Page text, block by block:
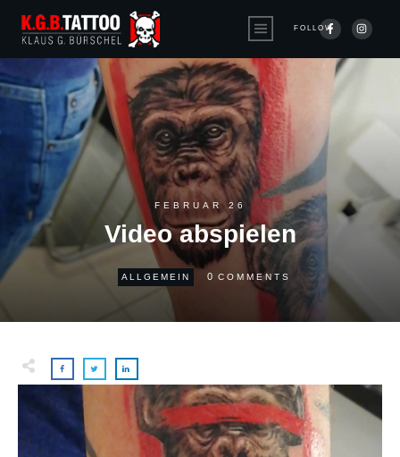
FOLLOW
FEBRUAR 26
Video abspielen
ALLGEMEIN 0 COMMENTS